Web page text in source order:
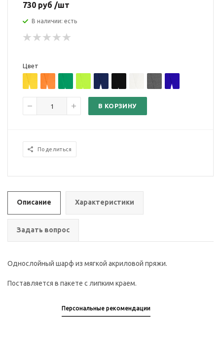
730 руб /шт
В наличии: есть
Цвет
В КОРЗИНУ
Поделиться
Описание Характеристики
Задать вопрос
Однослойный шарф из мягкой акриловой пряжи.
Поставляется в пакете с липким краем.
Персональные рекомендации